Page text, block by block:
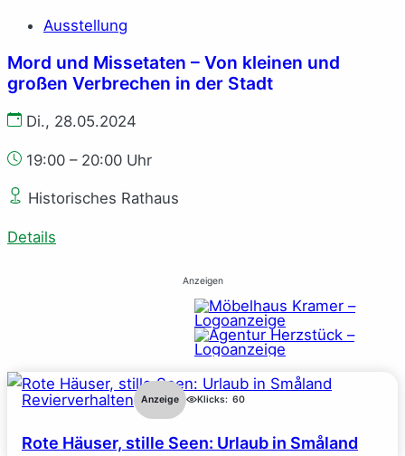
Ausstellung
Mord und Missetaten – Von kleinen und
großen Verbrechen in der Stadt
Di., 28.05.2024
19:00 – 20:00 Uhr
Historisches Rathaus
Details
Anzeigen
Revierverhalten Anzeige Klicks: 60
Rote Häuser, stille Seen: Urlaub in Småland